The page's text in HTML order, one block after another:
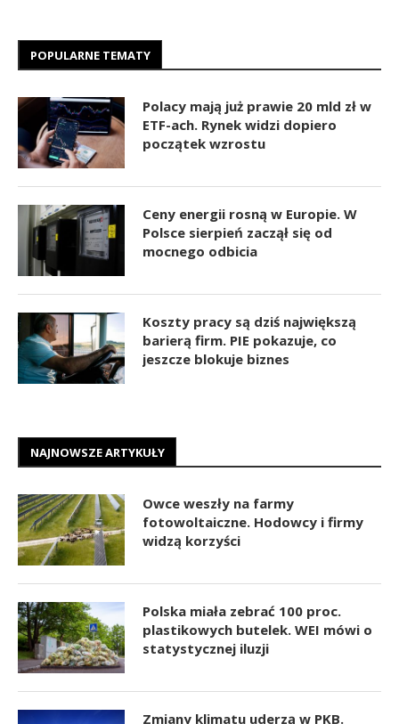
POPULARNE TEMATY
Polacy mają już prawie 20 mld zł w
ETF-ach. Rynek widzi dopiero
początek wzrostu
Ceny energii rosną w Europie. W
Polsce sierpień zaczął się od
mocnego odbicia
Koszty pracy są dziś największą
barierą firm. PIE pokazuje, co
jeszcze blokuje biznes
NAJNOWSZE ARTYKUŁY
Owce weszły na farmy
fotowoltaiczne. Hodowcy i firmy
widzą korzyści
Polska miała zebrać 100 proc.
plastikowych butelek. WEI mówi o
statystycznej iluzji
Zmiany klimatu uderzą w PKB.